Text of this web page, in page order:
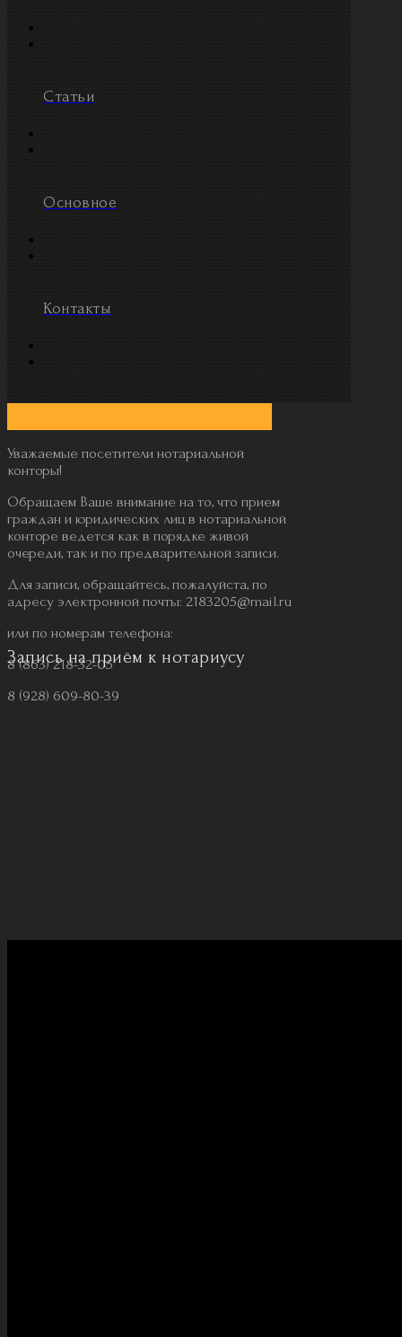
Статьи
Основное
Контакты
Уважаемые посетители нотариальной
конторы!
Обращаем Ваше внимание на то, что прием
граждан и юридических лиц в нотариальной
конторе ведется как в порядке живой
очереди, так и по предварительной записи.
Для записи, обращайтесь, пожалуйста, по
адресу электронной почты: 2183205@mail.ru
или по номерам телефона:
8 (863) 218-32-05
8 (928) 609-80-39
Запись на приём к нотариусу